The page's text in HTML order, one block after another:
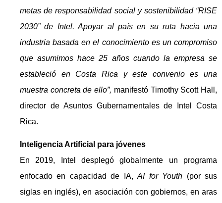
metas de responsabilidad social y sostenibilidad “RISE
2030” de Intel. Apoyar al país en su ruta hacia una
industria basada en el conocimiento es un compromiso
que asumimos hace 25 años cuando la empresa se
estableció en Costa Rica y este convenio es una
muestra concreta de ello”, manifestó Timothy Scott Hall,
director de Asuntos Gubernamentales de Intel Costa
Rica.
Inteligencia Artificial para jóvenes
En 2019, Intel desplegó globalmente un programa
enfocado en capacidad de IA,AI for Youth (por sus
siglas en inglés), en asociación con gobiernos, en aras